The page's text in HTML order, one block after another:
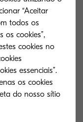
“Aceitar
todos os
os cookies”,
cookies no
essenciais”.
os cookies
do nosso sítio